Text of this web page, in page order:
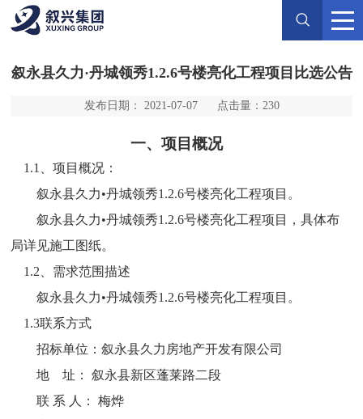
叙永县久力·丹城领秀1.2.6号楼亮化工程项目比选公告
发布日期： 2021-07-07 点击量： 230
一、项目概况
1.1、项目概况：
叙永县久力•丹城领秀1.2.6号楼亮化工程项目。
叙永县久力•丹城领秀1.2.6号楼亮化工程项目，具体布
局详见施工图纸。
1.2、需求范围描述
叙永县久力•丹城领秀1.2.6号楼亮化工程项目。
1.3联系方式
招标单位：叙永县久力房地产开发有限公司
地
址：
叙永县新区蓬莱路二段
联 系 人：
梅烨